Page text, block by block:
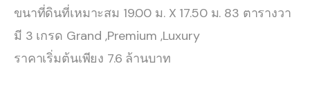
ขนาที่ดินที่เหมาะสม 19.00 ม. X 17.50 ม. 83 ตารางวา
มี 3 เกรด Grand ,Premium ,Luxury
ราคาเริ่มต้นเพียง 7.6 ล้านบาท